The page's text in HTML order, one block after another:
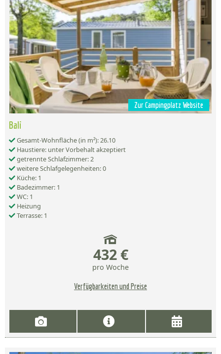
Zur Campingplatz Website
Bali
Gesamt-Wohnfläche (in m²): 26.10
Haustiere: unter Vorbehalt akzeptiert
getrennte Schlafzimmer: 2
weitere Schlafgelegenheiten: 0
Küche: 1
Badezimmer: 1
WC: 1
Heizung
Terrasse: 1
432 €
pro Woche
Verfügbarkeiten und Preise